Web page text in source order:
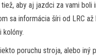
aby aj jazdci za vami boli
sa informácia šíri od LRC až
kolóny.
poruchu stroja, alebo iný